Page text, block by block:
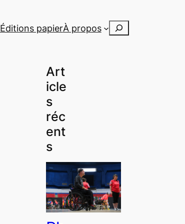
Éditions papierÀ propos Rechercher
Art
icle
s
réc
ent
s